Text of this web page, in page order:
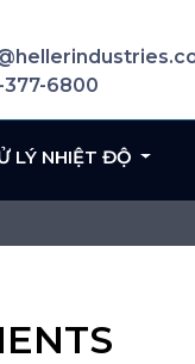
377-6800
LÝ NHIỆT ĐỘ